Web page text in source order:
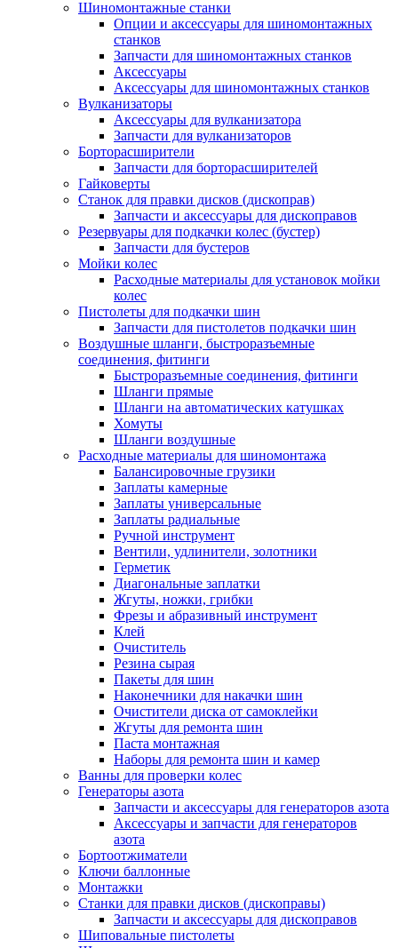
Шиномонтажные станки
Опции и аксессуары для шиномонтажных
станков
Запчасти для шиномонтажных станков
Аксессуары
Аксессуары для шиномонтажных станков
Вулканизаторы
Аксессуары для вулканизатора
Запчасти для вулканизаторов
Борторасширители
Запчасти для борторасширителей
Гайковерты
Станок для правки дисков (дископрав)
Запчасти и аксессуары для дископравов
Резервуары для подкачки колес (бустер)
Запчасти для бустеров
Мойки колес
Расходные материалы для установок мойки
колес
Пистолеты для подкачки шин
Запчасти для пистолетов подкачки шин
Воздушные шланги, быстроразъемные
соединения, фитинги
Быстроразъемные соединения, фитинги
Шланги прямые
Шланги на автоматических катушках
Хомуты
Шланги воздушные
Расходные материалы для шиномонтажа
Балансировочные грузики
Заплаты камерные
Заплаты универсальные
Заплаты радиальные
Ручной инструмент
Вентили, удлинители, золотники
Герметик
Диагональные заплатки
Жгуты, ножки, грибки
Фрезы и абразивный инструмент
Клей
Очиститель
Резина сырая
Пакеты для шин
Наконечники для накачки шин
Очистители диска от самоклейки
Жгуты для ремонта шин
Паста монтажная
Наборы для ремонта шин и камер
Ванны для проверки колес
Генераторы азота
Запчасти и аксессуары для генераторов азота
Аксессуары и запчасти для генераторов
азота
Бортоотжиматели
Ключи баллонные
Монтажки
Станки для правки дисков (дископравы)
Запчасти и аксессуары для дископравов
Шиповальные пистолеты